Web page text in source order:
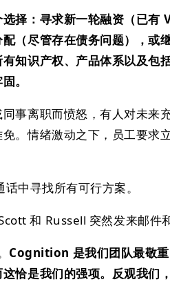
择：寻求新一轮融资（已有
（尽管存在债务问题），或
知识产权、产品体系以及包
。
事离职而愤怒，有人对未来
。情绪激动之下，员工要求
中寻找所有可行方案。
和 Russell 突然发来邮件
Cognition 是我们团队最敬
恰是我们的强项。反观我们